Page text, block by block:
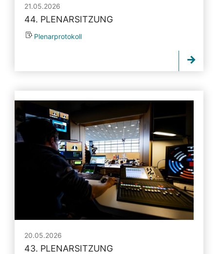
21.05.2026
44. PLENARSITZUNG
Plenarprotokoll
20.05.2026
43. PLENARSITZUNG